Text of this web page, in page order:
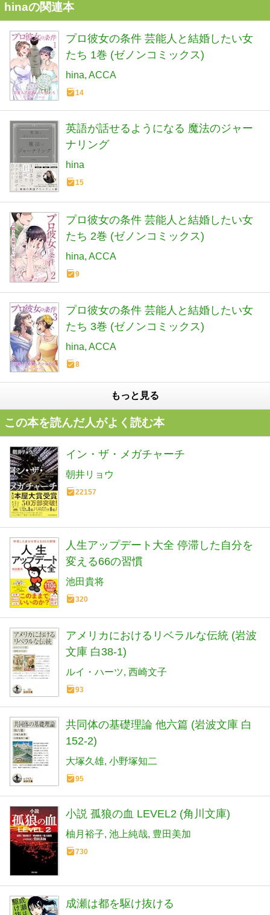
hinaの関連本
プロ彼女の条件 芸能人と結婚したい女
たち 1巻 (ゼノンコミックス)
hina ACCA
14
英語が話せるようになる 魔法のジャー
ナリング
hina
15
プロ彼女の条件 芸能人と結婚したい女
たち 2巻 (ゼノンコミックス)
hina ACCA
9
プロ彼女の条件 芸能人と結婚したい女
たち 3巻 (ゼノンコミックス)
hina ACCA
8
もっと見る
この本を読んだ人がよく読む本
イン・ザ・メガチャーチ
朝井リョウ
22157
人生アップデート大全 停滞した自分を
変える66の習慣
池田貴将
320
アメリカにおけるリベラルな伝統 (岩波
文庫 白38-1)
ルイ・ハーツ 西崎文子
93
共同体の基礎理論 他六篇 (岩波文庫 白
152-2)
大塚久雄 小野塚知二
95
小説 孤狼の血 LEVEL2 (角川文庫)
柚月裕子 池上純哉 豊田美加
730
成瀬は都を駆け抜ける